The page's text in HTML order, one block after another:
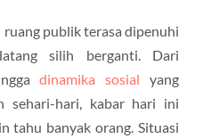
publik terasa dipenuhi
silih berganti. Dari
dinamika sosial yang
sehari-hari, kabar hari ini
tahu banyak orang. Situasi